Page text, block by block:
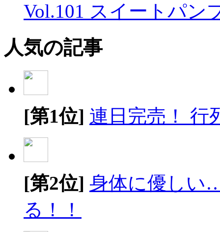
Vol.101 スイートパン
人気の記事
[第1位] 連日完売！ 行
[第2位] 身体に優しい
る！！